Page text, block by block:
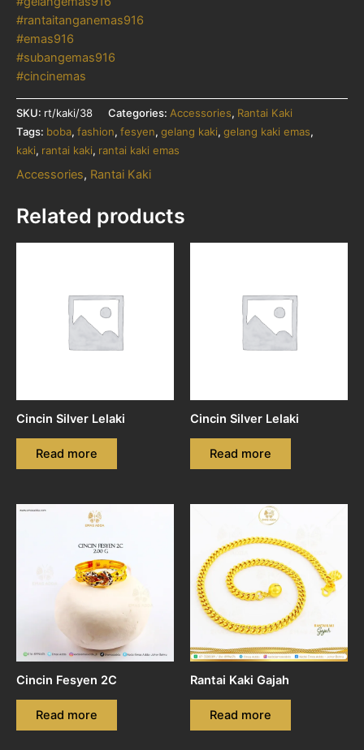
#rantaitanganemas916
#emas916
#subangemas916
#cincinemas
SKU: rt/kaki/38 Categories: Accessories, Rantai Kaki
Tags: boba, fashion, fesyen, gelang kaki, gelang kaki emas,
kaki, rantai kaki, rantai kaki emas
Accessories, Rantai Kaki
Related products
Cincin Silver Lelaki
Read more
Cincin Silver Lelaki
Read more
Cincin Fesyen 2C
Read more
Rantai Kaki Gajah
Read more